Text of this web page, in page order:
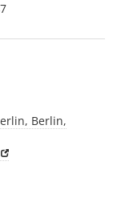
Berlin,